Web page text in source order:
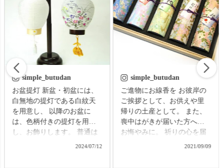
simple_butudan
お盆提灯 新盆・初盆には、
白無地の提灯である白紋天
を用意し、 以降のお盆に
は、色柄付きの提灯を用意
し、お飾りします。 普通は
それぞれの提灯を別に準備
2024/07/12
simple_butudan
ご進物にお線香を お彼岸の
ご挨拶として、お供えや里
帰りの土産として。 また、
喪中はがきが届いた方への
お悔やみに。 祈りの心を届
ける贈り物で、故人をしの
2021/09/09